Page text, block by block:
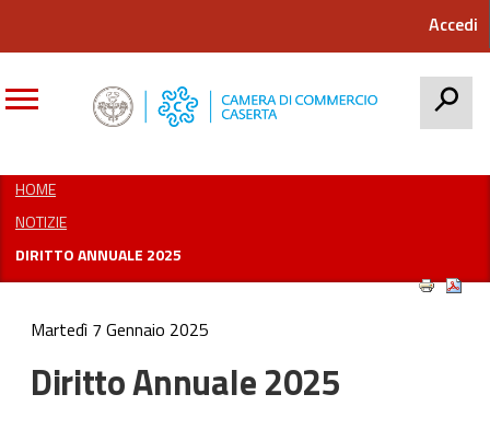
Accedi
HOME
NOTIZIE
DIRITTO ANNUALE 2025
Martedì 7 Gennaio 2025
Diritto Annuale 2025